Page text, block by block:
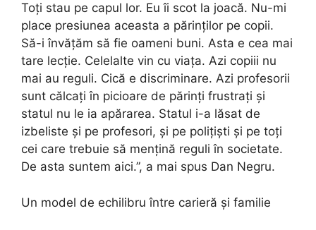
Toți stau pe capul lor. Eu îi scot la joacă. Nu-mi
place presiunea aceasta a părinților pe copii.
Să-i învățăm să fie oameni buni. Asta e cea mai
tare lecție. Celelalte vin cu viața. Azi copiii nu
mai au reguli. Cică e discriminare. Azi profesorii
sunt călcați în picioare de părinți frustrați și
statul nu le ia apărarea. Statul i-a lăsat de
izbeliste și pe profesori, și pe polițiști și pe toți
cei care trebuie să mențină reguli în societate.
De asta suntem aici.”, a mai spus Dan Negru.
Un model de echilibru între carieră și familie